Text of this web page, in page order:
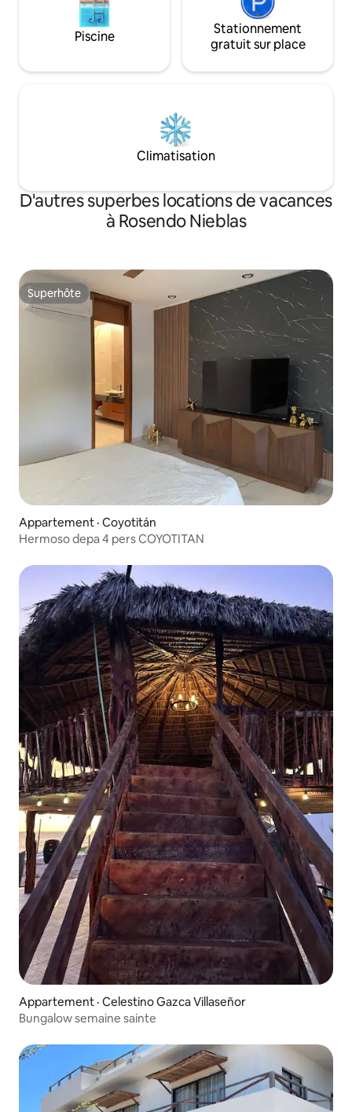
Piscine
Stationnement
gratuit sur place
Climatisation
D'autres superbes locations de vacances
à Rosendo Nieblas
Superhôte
Superhôte
Appartement · Coyotitán
Hermoso depa 4 pers COYOTITAN
Appartement · Celestino Gazca Villaseñor
Bungalow semaine sainte